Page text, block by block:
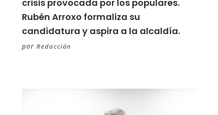
crisis provocada por los populares.
Rubén Arroxo formaliza su
candidatura y aspira a la alcaldía.
por Redacción